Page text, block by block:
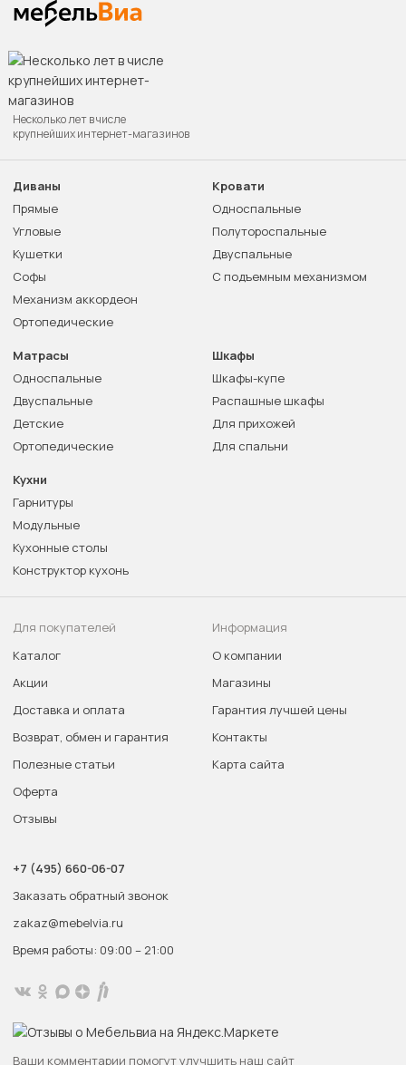
Несколько лет в числе
крупнейших интернет-магазинов
Диваны
Прямые
Угловые
Кушетки
Софы
Механизм аккордеон
Ортопедические
Кровати
Односпальные
Полутороспальные
Двуспальные
С подъемным механизмом
Матрасы
Односпальные
Двуспальные
Детские
Ортопедические
Шкафы
Шкафы-купе
Распашные шкафы
Для прихожей
Для спальни
Кухни
Гарнитуры
Модульные
Кухонные столы
Конструктор кухонь
Для покупателей
Каталог
Акции
Доставка и оплата
Возврат, обмен и гарантия
Полезные статьи
Оферта
Отзывы
Информация
О компании
Магазины
Гарантия лучшей цены
Контакты
Карта сайта
+7 (495) 660-06-07
Заказать обратный звонок
zakaz@mebelvia.ru
Время работы: 09:00 – 21:00
Ваши комментарии помогут улучшить наш сайт